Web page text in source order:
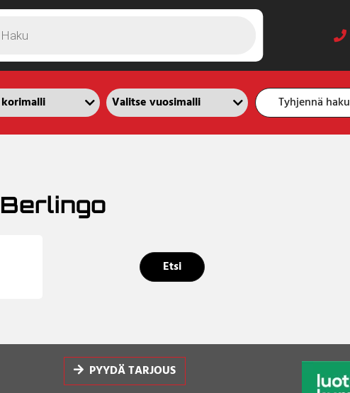
Tyhjennä haku
Berlingo
Etsi
PYYDÄ TARJOUS